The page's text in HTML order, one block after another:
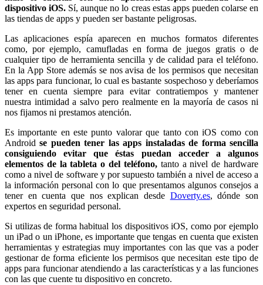
dispositivo iOS. Sí, aunque no lo creas estas apps pueden colarse en
las tiendas de apps y pueden ser bastante peligrosas.
Las aplicaciones espía aparecen en muchos formatos diferentes
como, por ejemplo, camufladas en forma de juegos gratis o de
cualquier tipo de herramienta sencilla y de calidad para el teléfono.
En la App Store además se nos avisa de los permisos que necesitan
las apps para funcionar, lo cual es bastante sospechoso y deberíamos
tener en cuenta siempre para evitar contratiempos y mantener
nuestra intimidad a salvo pero realmente en la mayoría de casos ni
nos fijamos ni prestamos atención.
Es importante en este punto valorar que tanto con iOS como con
Androidse pueden tener las apps instaladas de forma sencilla
consiguiendo evitar que éstas puedan acceder a algunos
elementos de la tableta o del teléfono,tanto a nivel de hardware
como a nivel de software y por supuesto también a nivel de acceso a
la información personal con lo que presentamos algunos consejos a
tener en cuenta que nos explican desde Doverty.es, dónde son
expertos en seguridad personal.
Si utilizas de forma habitual los dispositivos iOS, como por ejemplo
un iPad o un iPhone, es importante que tengas en cuenta que existen
herramientas y estrategias muy importantes con las que vas a poder
gestionar de forma eficiente los permisos que necesitan este tipo de
apps para funcionar atendiendo a las características y a las funciones
con las que cuente tu dispositivo en concreto.